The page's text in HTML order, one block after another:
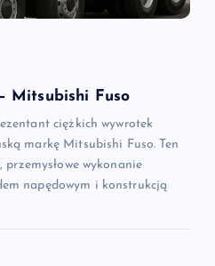
Mitsubishi Fuso
ciężkich wywrotek
markę Mitsubishi Fuso. Ten
przemysłowe wykonanie
napędowym i konstrukcją